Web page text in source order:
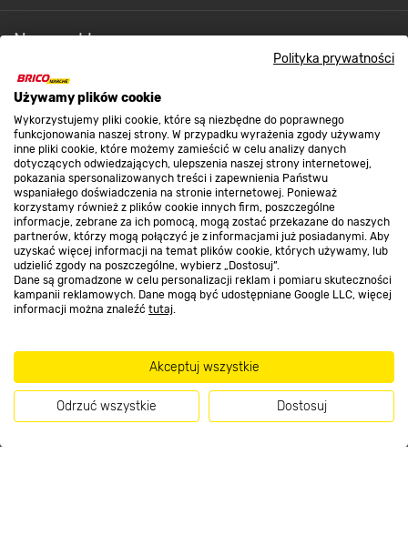
Polityka prywatności
Używamy plików cookie
Wykorzystujemy pliki cookie, które są niezbędne do poprawnego
funkcjonowania naszej strony. W przypadku wyrażenia zgody używamy
inne pliki cookie, które możemy zamieścić w celu analizy danych
dotyczących odwiedzających, ulepszenia naszej strony internetowej,
pokazania spersonalizowanych treści i zapewnienia Państwu
wspaniałego doświadczenia na stronie internetowej. Ponieważ
korzystamy również z plików cookie innych firm, poszczególne
informacje, zebrane za ich pomocą, mogą zostać przekazane do naszych
partnerów, którzy mogą połączyć je z informacjami już posiadanymi. Aby
uzyskać więcej informacji na temat plików cookie, których używamy, lub
udzielić zgody na poszczególne, wybierz „Dostosuj”.
Dane są gromadzone w celu personalizacji reklam i pomiaru skuteczności
kampanii reklamowych. Dane mogą być udostępniane Google LLC, więcej
informacji można znaleźć tutaj.
Akceptuj wszystkie
Odrzuć wszystkie Dostosuj
Nasze sklepy
O nas
Kontakt do sklepu
Strefa biznesu
Dołącz do nas
Metody płatności